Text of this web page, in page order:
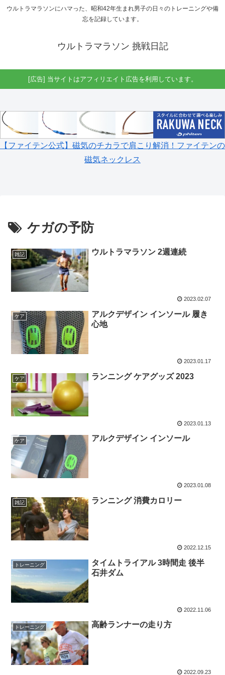
ウルトラマラソンにハマった、昭和42年生まれ男子の日々のトレーニングや備
忘を記録しています。
ウルトラマラソン 挑戦日記
[広告] 当サイトはアフィリエイト広告を利用しています。
【ファイテン公式】磁気のチカラで肩こり解消！ファイテンの
磁気ネックレス
ケガの予防
雑記 ウルトラマラソン 2週連続
2023.02.07
ケア
アルクデザイン インソール 履き
心地
2023.01.17
ケア ランニング ケアグッズ 2023
2023.01.13
ケア アルクデザイン インソール
2023.01.08
雑記 ランニング 消費カロリー
2022.12.15
トレーニング
タイムトライアル 3時間走 後半
石井ダム
2022.11.06
トレーニング 高齢ランナーの走り方
2022.09.23